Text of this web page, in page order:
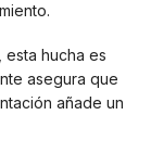
hucha es
asegura que
añade un